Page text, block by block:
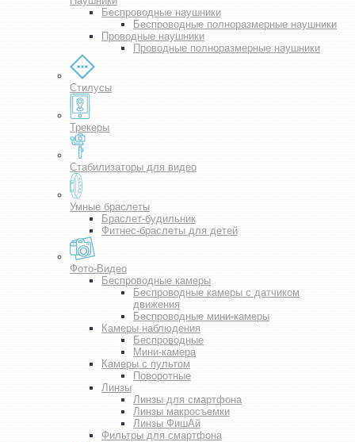
Беспроводные наушники
Беспроводные полноразмерные наушники
Проводные наушники
Проводные полноразмерные наушники
Стилусы
Трекеры
Стабилизаторы для видео
Умные браслеты
Браслет-будильник
Фитнес-браслеты для детей
Фото-Видео
Беспроводные камеры
Беспроводные камеры с датчиком
движения
Беспроводные мини-камеры
Камеры наблюдения
Беспроводные
Мини-камера
Камеры с пультом
Поворотные
Линзы
Линзы для смартфона
Линзы макросъемки
Линзы ФишАй
Фильтры для смартфона